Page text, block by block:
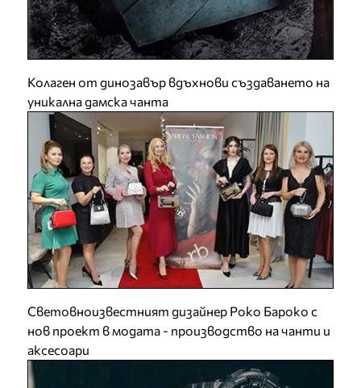
Колаген от динозавър вдъхнови създаването на
уникална дамска чанта
Световноизвестният дизайнер Роко Бароко с
нов проект в модата - производство на чанти и
аксесоари